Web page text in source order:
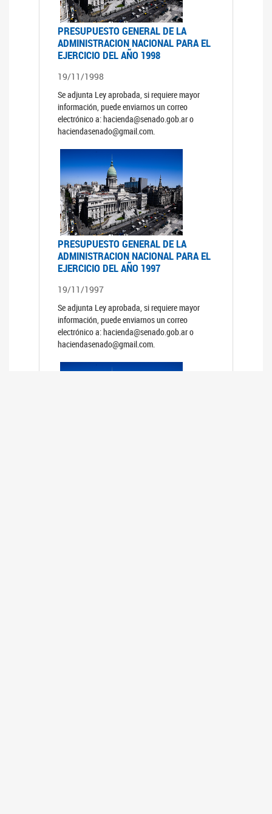
PRESUPUESTO GENERAL DE LA
ADMINISTRACION NACIONAL PARA EL
EJERCICIO DEL AÑO 1998
19/11/1998
Se adjunta Ley aprobada, si requiere mayor
información, puede enviarnos un correo
electrónico a: hacienda@senado.gob.ar o
haciendasenado@gmail.com.
PRESUPUESTO GENERAL DE LA
ADMINISTRACION NACIONAL PARA EL
EJERCICIO DEL AÑO 1997
19/11/1997
Se adjunta Ley aprobada, si requiere mayor
información, puede enviarnos un correo
electrónico a: hacienda@senado.gob.ar o
haciendasenado@gmail.com.